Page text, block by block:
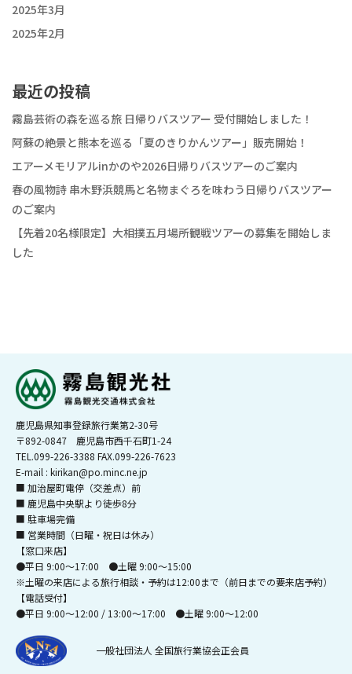
2025年3月
2025年2月
最近の投稿
霧島芸術の森を巡る旅 日帰りバスツアー 受付開始しました！
阿蘇の絶景と熊本を巡る「夏のきりかんツアー」販売開始！
エアーメモリアルinかのや2026日帰りバスツアーのご案内
春の風物詩 串木野浜競馬と名物まぐろを味わう日帰りバスツアー
のご案内
【先着20名様限定】大相撲五月場所観戦ツアーの募集を開始しま
した
鹿児島県知事登録旅行業第2-30号
〒892-0847 鹿児島市西千石町1-24
TEL.099-226-3388 FAX.099-226-7623
E-mail : kirikan@po.minc.ne.jp
■ 加治屋町電停（交差点）前
■ 鹿児島中央駅より徒歩8分
■ 駐車場完備
■ 営業時間（日曜・祝日は休み）
【窓口来店】
●平日 9:00～17:00 ●土曜 9:00～15:00
※土曜の来店による旅行相談・予約は12:00まで（前日までの要来店予約）
【電話受付】
●平日 9:00～12:00 / 13:00～17:00 ●土曜 9:00～12:00
一般社団法人 全国旅行業協会正会員